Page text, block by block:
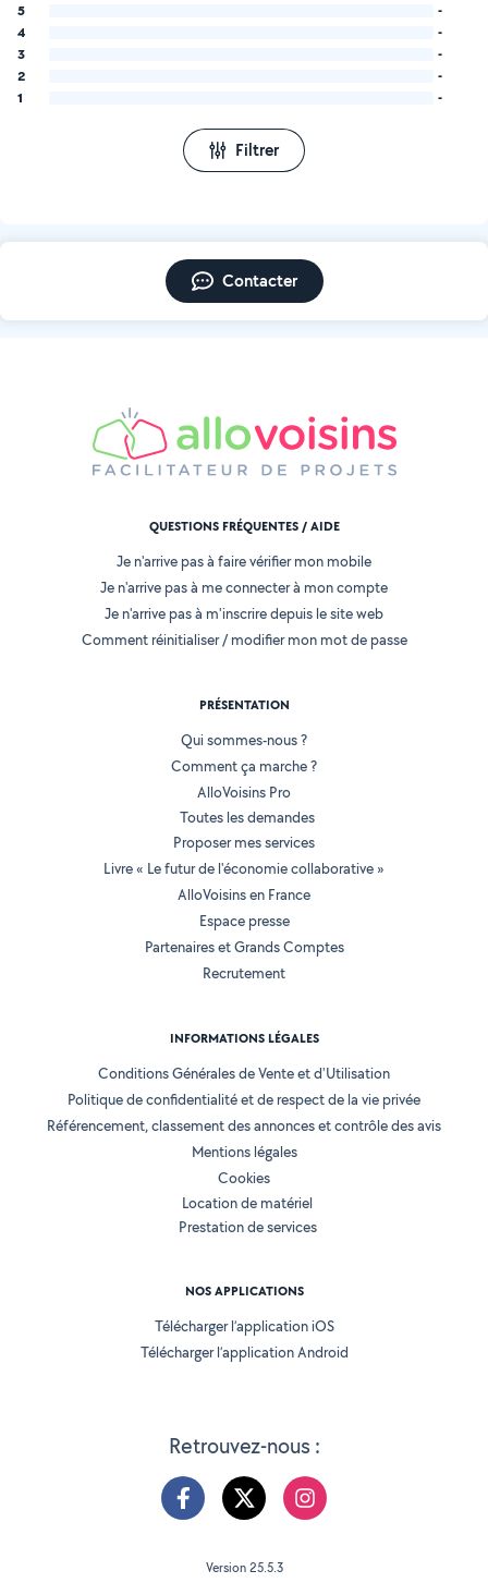
5
-
4
-
3
-
2
-
1
-
Filtrer
Contacter
Retrouvez-nous :
QUESTIONS FRÉQUENTES / AIDE
Je n'arrive pas à faire vérifier mon mobile
Je n'arrive pas à me connecter à mon compte
Je n'arrive pas à m'inscrire depuis le site web
Comment réinitialiser / modifier mon mot de passe
PRÉSENTATION
Qui sommes-nous ?
Comment ça marche ?
AlloVoisins Pro
Toutes les demandes
Proposer mes services
Livre « Le futur de l'économie collaborative »
AlloVoisins en France
Espace presse
Partenaires et Grands Comptes
Recrutement
INFORMATIONS LÉGALES
Conditions Générales de Vente et d'Utilisation
Politique de confidentialité et de respect de la vie privée
Référencement, classement des annonces et contrôle des avis
Mentions légales
Cookies
Location de matériel
Prestation de services
NOS APPLICATIONS
Télécharger l’application iOS
Télécharger l’application Android
Version 25.5.3